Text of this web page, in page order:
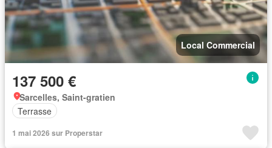
Local Commercial
137 500 €
Sarcelles, Saint-gratien
Terrasse
1 mai 2026 sur Properstar